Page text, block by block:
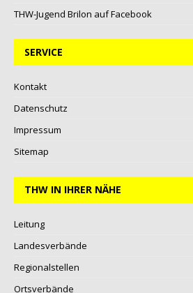
THW-Jugend Brilon auf Facebook
SERVICE
Kontakt
Datenschutz
Impressum
Sitemap
THW IN IHRER NÄHE
Leitung
Landesverbände
Regionalstellen
Ortsverbände